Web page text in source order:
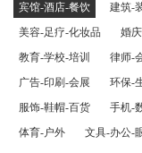
宾馆-酒店-餐饮
建筑-
美容-足疗-化妆品
婚
教育-学校-培训
律师-
广告-印刷-会展
环保-
服饰-鞋帽-百货
手机-
体育-户外
文具-办公-